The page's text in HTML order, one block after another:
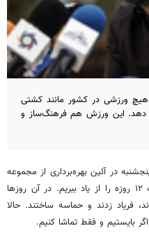
ورزشی در کشور مانند کشتی
دهد. این ورزش هم فرهنگ‌ساز و
در آئین بهره‌برداری از مجموعه
ورزشی شهید بوکانی اظهار کرد: نباید جنگ ۱۲ روزه را از یاد ببریم. در آن روزها
فریاد زدند و حماسه ساختند. حالا
بایستیم و فقط تماشا کنیم.